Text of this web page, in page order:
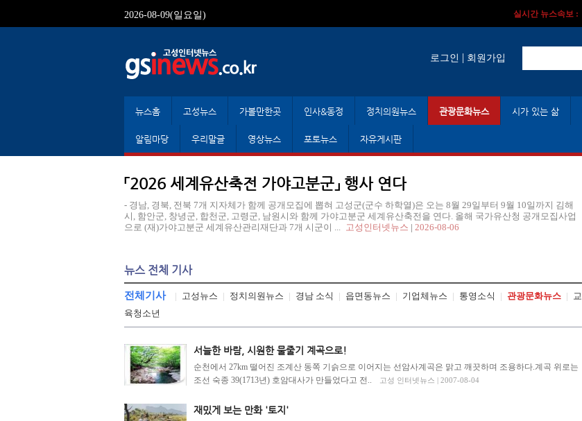
2026-08-09(일요일) 실시간 뉴스속보 :
로그인 | 회원가입
뉴스홈 고성뉴스 가볼만한곳 인사&동정 정치의원뉴스 관광문화뉴스 시가 있는 삶
알림마당 우리말글 영상뉴스 포토뉴스 자유게시판
「2026 세계유산축전 가야고분군」 행사 연다
- 경남, 경북, 전북 7개 지자체가 함께 공개모집에 뽑혀 고성군(군수 하학열)은 오는 8월 29일부터 9월 10일까지 김해
시, 함안군, 창녕군, 합천군, 고령군, 남원시와 함께 가야고분군 세계유산축전을 연다. 올해 국가유산청 공개모집사업
으로 (재)가야고분군 세계유산관리재단과 7개 시군이 ...
고성인터넷뉴스 | 2026-08-06
뉴스 전체 기사
전체기사 고성뉴스 정치의원뉴스 경남 소식 읍면동뉴스 기업체뉴스 통영소식 관광문화뉴스
교
육청소년
서늘한 바람, 시원한 물줄기 계곡으로!
순천에서 27km 떨어진 조계산 동쪽 기슭으로 이어지는 선암사계곡은 맑고 깨끗하며 조용하다.계곡 위로는
조선 숙종 39(1713년) 호암대사가 만들었다고 전..
고성 인터넷뉴스 | 2007-08-04
재밌게 보는 만화 '토지'